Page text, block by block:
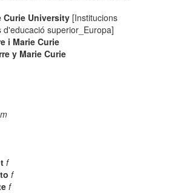
Curie University [Institucions
superior_Europa]
i Marie Curie
y Marie Curie
m
f
f
f